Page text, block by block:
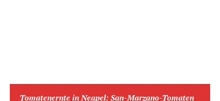
Tomatenernte in Neapel: San-Marzano-Tomaten